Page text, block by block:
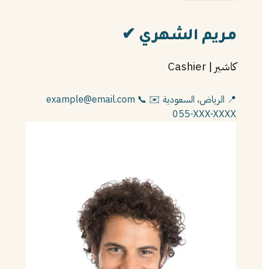
مريم الشهري ✔
كاشير | Cashier
📍 الرياض، السعودية ✉️ example@email.com
📞
055-XXX-XXXX